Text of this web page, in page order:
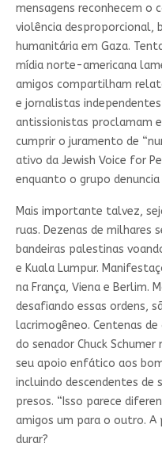
mensagens reconhecem o
violência desproporcional,
humanitária em Gaza.
mídia norte-americana
amigos compartilham
e jornalistas
antissionistas proclamam
cumprir o juramento de
ativo da Jewish Voice for
enquanto o grupo
Mais importante talvez,
ruas. Dezenas de milhares
bandeiras palestinas
e Kuala Lumpur.
na França, Viena e Berlim.
desafiando essas ordens,
lacrimogêneo. Centenas
do senador Chuck
seu apoio enfático aos
incluindo descendentes de
presos. “Isso parece
amigos um para o outro. A
durar?